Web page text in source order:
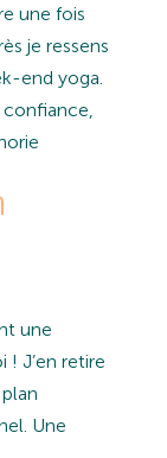
une fois
je ressens
end yoga.
confiance,
une
! J’en retire
Une